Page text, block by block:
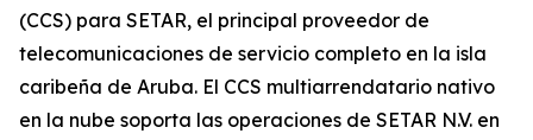
(CCS) para SETAR, el principal proveedor de
telecomunicaciones de servicio completo en la isla
caribeña de Aruba. El CCS multiarrendatario nativo
en la nube soporta las operaciones de SETAR N.V. en